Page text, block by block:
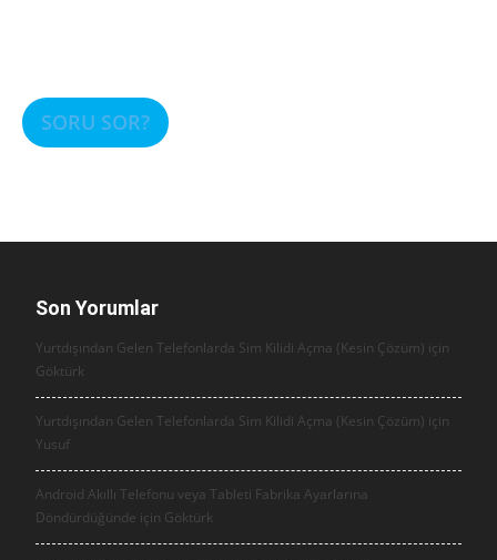
SORU SOR?
Son Yorumlar
Yurtdışından Gelen Telefonlarda Sim Kilidi Açma (Kesin Çözüm) için
Göktürk
Yurtdışından Gelen Telefonlarda Sim Kilidi Açma (Kesin Çözüm) için
Yusuf
Android Akıllı Telefonu veya Tableti Fabrika Ayarlarına
Döndürdüğünde için Göktürk